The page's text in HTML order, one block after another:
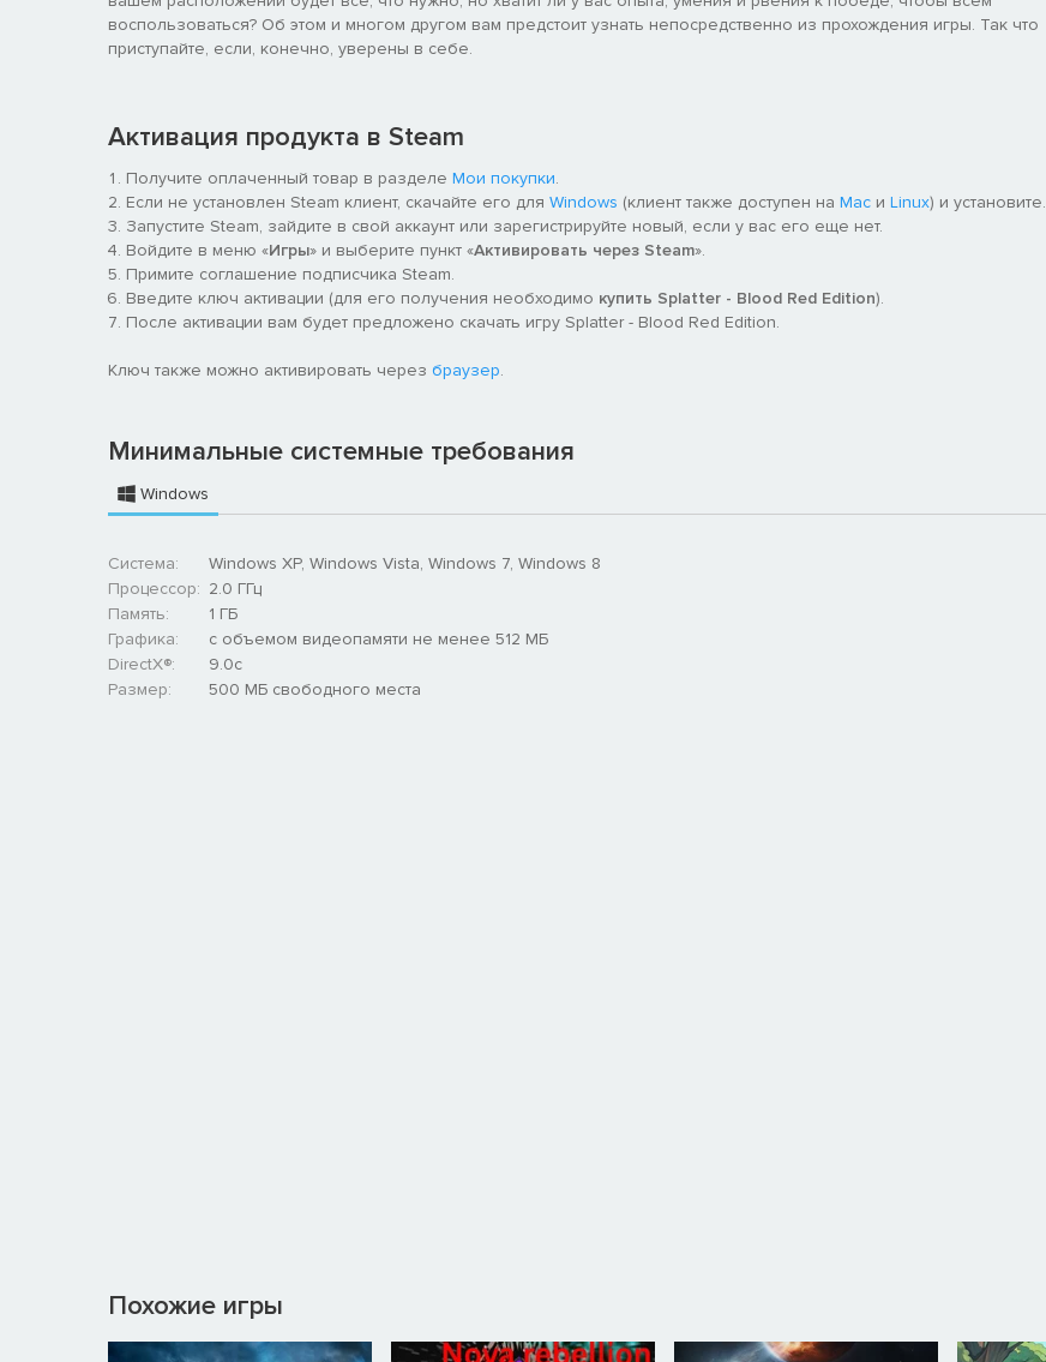
воспользоваться? Об этом и многом другом вам предстоит узнать непосредственно из прохождения игры. Так что
приступайте, если, конечно, уверены в себе.
Активация продукта в Steam
Получите оплаченный товар в разделе Мои покупки.
Если не установлен Steam клиент, скачайте его для Windows (клиент также доступен на Mac и Linux) и установите.
Запустите Steam, зайдите в свой аккаунт или зарегистрируйте новый, если у вас его еще нет.
Войдите в меню «Игры» и выберите пункт «Активировать через Steam».
Примите соглашение подписчика Steam.
Введите ключ активации (для его получения необходимо купить Splatter - Blood Red Edition).
После активации вам будет предложено скачать игру Splatter - Blood Red Edition.
Ключ также можно активировать через браузер.
Минимальные системные требования
Windows
Система:
Windows XP, Windows Vista, Windows 7, Windows 8
Процессор: 2.0 ГГц
Память:
1 ГБ
Графика:
с объемом видеопамяти не менее 512 МБ
DirectX®:
9.0c
Размер:
500 MБ свободного места
Похожие игры